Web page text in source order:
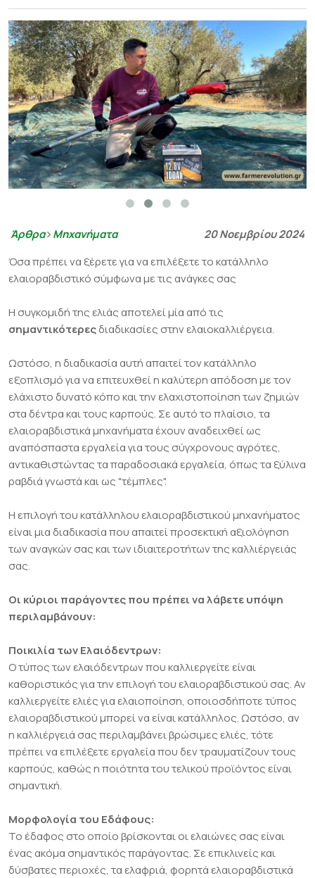
Άρθρα Μηχανήματα
20 Νοεμβρίου 2024
Όσα πρέπει να ξέρετε για να επιλέξετε το κατάλληλο
ελαιοραβδιστικό σύμφωνα με τις ανάγκες σας
Η συγκομιδή της ελιάς αποτελεί μία από τις
σημαντικότερεςδιαδικασίες στην ελαιοκαλλιέργεια.
Ωστόσο, η διαδικασία αυτή απαιτεί τον κατάλληλο
εξοπλισμό για να επιτευχθεί η καλύτερη απόδοση με τον
ελάχιστο δυνατό κόπο και την ελαχιστοποίηση των ζημιών
στα δέντρα και τους καρπούς. Σε αυτό το πλαίσιο, τα
ελαιοραβδιστικά μηχανήματα έχουν αναδειχθεί ως
αναπόσπαστα εργαλεία για τους σύγχρονους αγρότες,
αντικαθιστώντας τα παραδοσιακά εργαλεία, όπως τα ξύλινα
ραβδιά γνωστά και ως "τέμπλες".
Η επιλογή του κατάλληλου ελαιοραβδιστικού μηχανήματος
είναι μια διαδικασία που απαιτεί προσεκτική αξιολόγηση
των αναγκών σας και των ιδιαιτεροτήτων της καλλιέργειάς
σας.
Οι κύριοι παράγοντες που πρέπει να λάβετε υπόψη
περιλαμβάνουν:
Ποικιλία των Ελαιόδεντρων:
Ο τύπος των ελαιόδεντρων που καλλιεργείτε είναι
καθοριστικός για την επιλογή του ελαιοραβδιστικού σας. Αν
καλλιεργείτε ελιές για ελαιοποίηση, οποιοσδήποτε τύπος
ελαιοραβδιστικού μπορεί να είναι κατάλληλος. Ωστόσο, αν
η καλλιέργειά σας περιλαμβάνει βρώσιμες ελιές, τότε
πρέπει να επιλέξετε εργαλεία που δεν τραυματίζουν τους
καρπούς, καθώς η ποιότητα του τελικού προϊόντος είναι
σημαντική.
Μορφολογία του Εδάφους:
Το έδαφος στο οποίο βρίσκονται οι ελαιώνες σας είναι
ένας ακόμα σημαντικός παράγοντας. Σε επικλινείς και
δύσβατες περιοχές, τα ελαφριά, φορητά ελαιοραβδιστικά